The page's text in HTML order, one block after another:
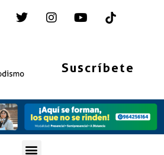
Suscríbete